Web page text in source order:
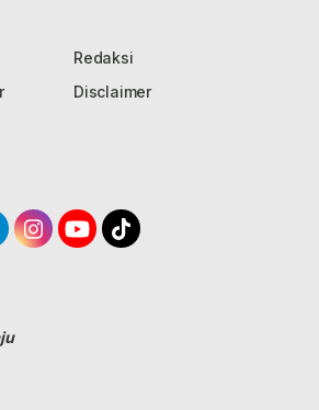
Redaksi
Disclaimer